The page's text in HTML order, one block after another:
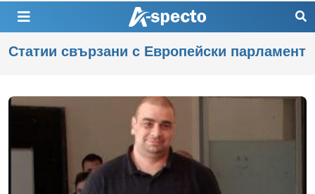
Статии свързани с Европейски парламент